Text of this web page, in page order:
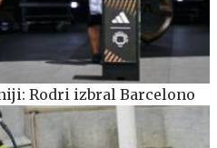
Rodri izbral Barcelono